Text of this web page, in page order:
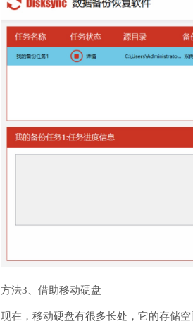
方法3、借助移动硬盘
现在，移动硬盘有很多长处，它的存储